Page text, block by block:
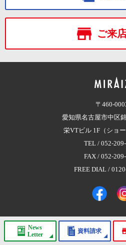
ご来
News
Letter
資料請求
〒460-
愛知県名古屋市中区
栄VTビル 1F（ショ
TEL / 052-
FAX / 052-
FREE DIAL /
Copyright © 2017 株式会社MIRAIZ（ミ